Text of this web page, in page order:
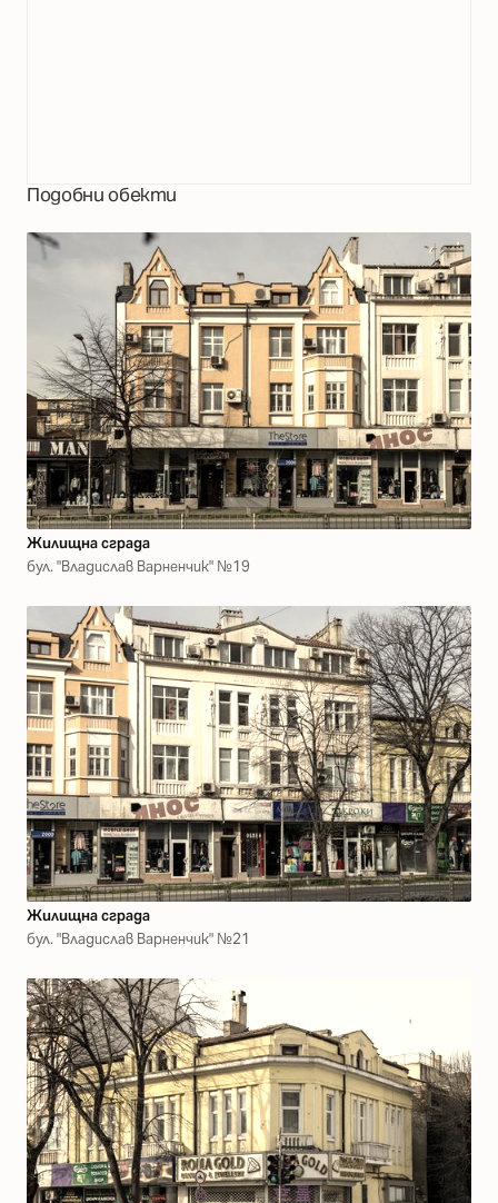
Подобни обекти
Жилищна сграда
бул. "Владислав Варненчик" №19
Жилищна сграда
бул. "Владислав Варненчик" №21